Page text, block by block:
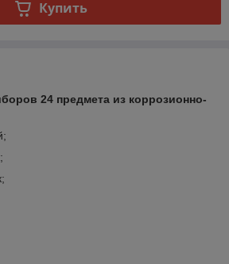
Купить
24 предмета из коррозионно-